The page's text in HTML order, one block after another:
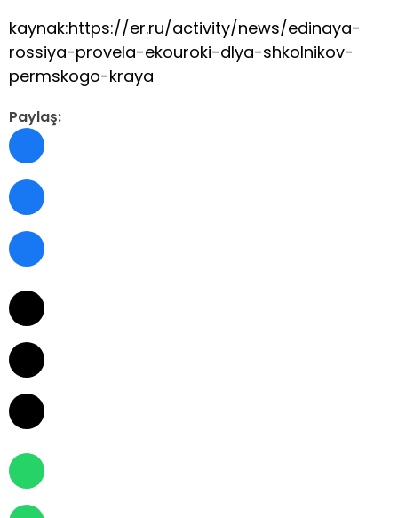
kaynak:https://er.ru/activity/news/edinaya-
rossiya-provela-ekouroki-dlya-shkolnikov-
permskogo-kraya
Paylaş: